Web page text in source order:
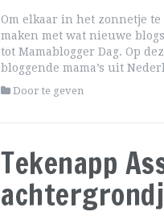
Om elkaar in het zonnetje
maken met wat nieuwe
tot Mamablogger Dag. Op
bloggende mama’s uit
Door te geven
Tekenapp